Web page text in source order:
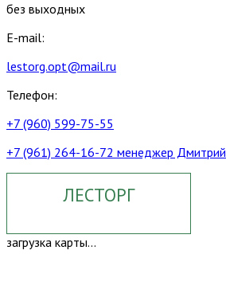
без выходных
E-mail:
lestorg.opt@mail.ru
Телефон:
+7 (960) 599-75-55
+7 (961) 264-16-72 менеджер Дмитрий
ЛЕСТОРГ
загрузка карты...